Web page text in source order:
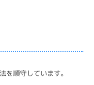
順守しています。